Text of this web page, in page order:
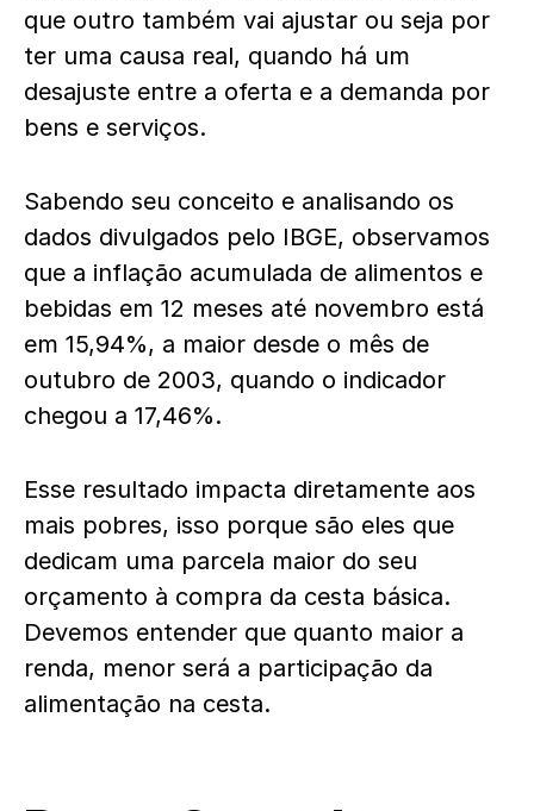
que outro também vai ajustar ou seja por
ter uma causa real, quando há um
desajuste entre a oferta e a demanda por
bens e serviços.
Sabendo seu conceito e analisando os
dados divulgados pelo IBGE, observamos
que a inflação acumulada de alimentos e
bebidas em 12 meses até novembro está
em 15,94%, a maior desde o mês de
outubro de 2003, quando o indicador
chegou a 17,46%.
Esse resultado impacta diretamente aos
mais pobres, isso porque são eles que
dedicam uma parcela maior do seu
orçamento à compra da cesta básica.
Devemos entender que quanto maior a
renda, menor será a participação da
alimentação na cesta.